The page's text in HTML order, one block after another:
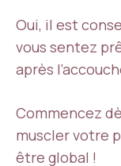
Oui, il est
vous sentez
après
Commencez
muscler votre
être global !